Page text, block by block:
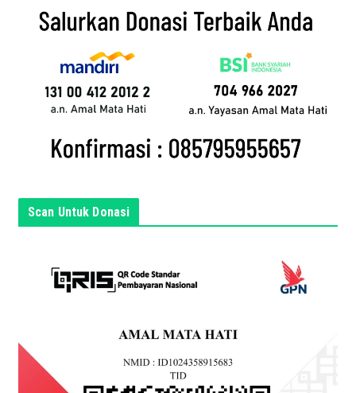
n
Scan Untuk Donasi